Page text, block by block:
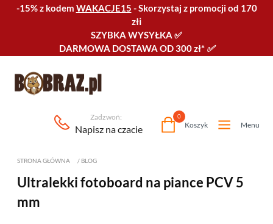
-15% z kodem WAKACJE15 -Skorzystaj z promocji od 170
złℹ️
SZYBKA WYSYŁKA ✅
DARMOWA DOSTAWA OD 300 zł* ✅
Zadzwoń:
Napisz na czacie Koszyk
0
Menu
STRONA GŁÓWNA / BLOG
Ultralekki fotoboard na piance PCV 5
mm